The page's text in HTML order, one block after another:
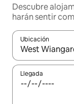
Descubre
harán sentir
Ubicación
Cuando los
Llegada